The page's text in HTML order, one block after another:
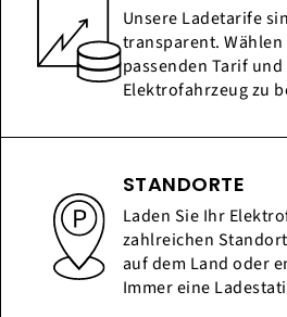
Unsere Ladetarife
transparent.
passenden Tarif
Elektrofahrzeug zu
STANDORTE
Laden Sie Ihr
zahlreichen
auf dem Land oder
Immer eine